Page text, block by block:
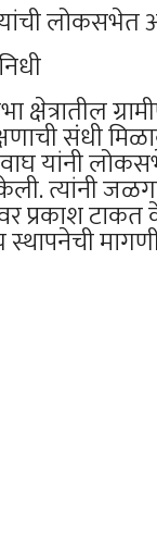
लोकसभेत
संधी
यांनी
त्यांनी
प्रकाश टाकत
स्थापनेची